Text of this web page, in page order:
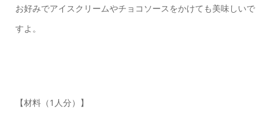
お好みでアイスクリームやチョコソースをかけても美味しいで
すよ。
【材料（1人分）】